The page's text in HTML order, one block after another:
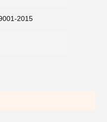
2015